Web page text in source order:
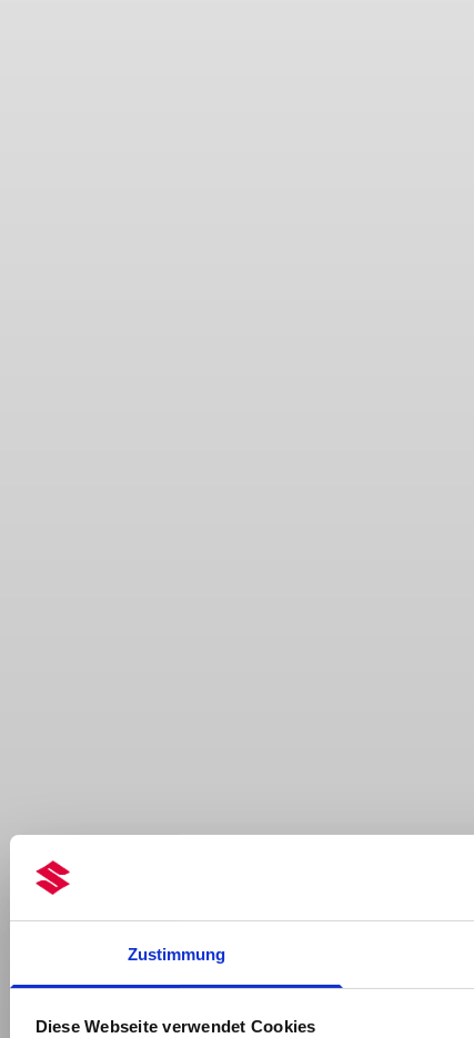
Zustimmung
Diese Webseite verwendet Cookies